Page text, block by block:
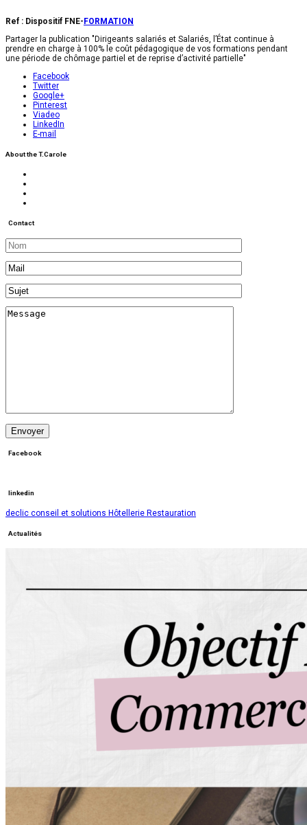
Ref : Dispositif FNE- FORMATION
Partager la publication "Dirigeants salariés et Salariés, l’État continue à
prendre en charge à 100% le coût pédagogique de vos formations pendant
une période de chômage partiel et de reprise d’activité partielle"
Facebook
Twitter
Google+
Pinterest
Viadeo
LinkedIn
E-mail
About the T.Carole
Contact
Facebook
linkedin
declic conseil et solutions Hôtellerie Restauration
Actualités